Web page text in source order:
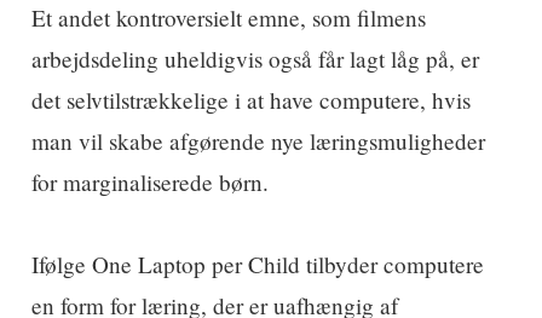
Et andet kontroversielt emne, som filmens
arbejdsdeling uheldigvis også får lagt låg på, er
det selvtilstrækkelige i at have computere, hvis
man vil skabe afgørende nye læringsmuligheder
for marginaliserede børn.
Ifølge One Laptop per Child tilbyder computere
en form for læring, der er uafhængig af